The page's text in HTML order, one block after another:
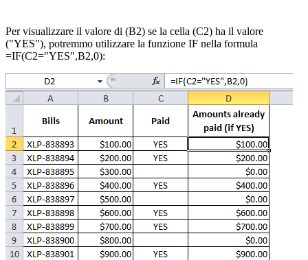
Per visualizzare il valore di (B2) se la cella (C2) ha il valore
("YES"), potremmo utilizzare la funzione IF nella formula
=IF(C2="YES",B2,0):